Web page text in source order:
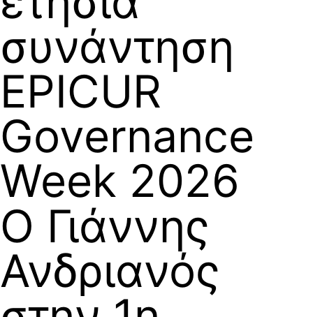
συνάντηση
EPICUR
Governance
Week 2026
Ο Γιάννης
Ανδριανός